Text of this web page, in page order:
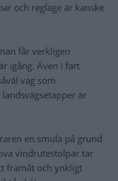
och reglage är kanske
får verkligen
igång. Även i fart
väg som
är
en smula på grund
vindrutestolpar tar
framåt och ynkligt